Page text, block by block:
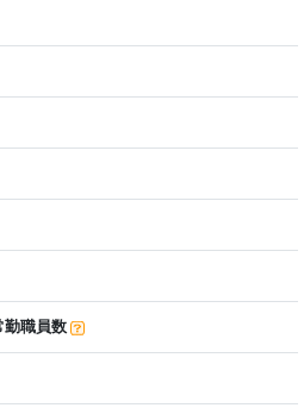
勤職員数